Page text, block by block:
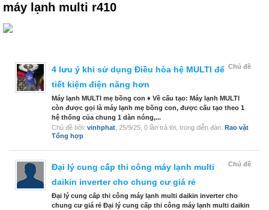
máy lạnh multi r410
Chủ đề
4 lưu ý khi sử dụng Điều hòa hệ MULTI để
tiết kiệm điện năng hơn
Máy lạnh MULTI mẹ bồng con ♦ Về cấu tạo: Máy lạnh MULTI
còn được gọi là máy lạnh mẹ bồng con, được cấu tạo theo 1
hệ thống của chung 1 dàn nóng,...
Chủ đề bởi: vinhphat 25/9/25 , 0 lần trả lời, trong diễn đàn: Rao vặt
Tổng hợp
Chủ đề
Đại lý cung cấp thi công máy lạnh multi
daikin inverter cho chung cư giá rẻ
Đại lý cung cấp thi công máy lạnh multi daikin inverter cho
chung cư giá rẻ Đại lý cung cấp thi công máy lạnh multi daikin